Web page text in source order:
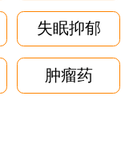
失眠抑郁
肿瘤药